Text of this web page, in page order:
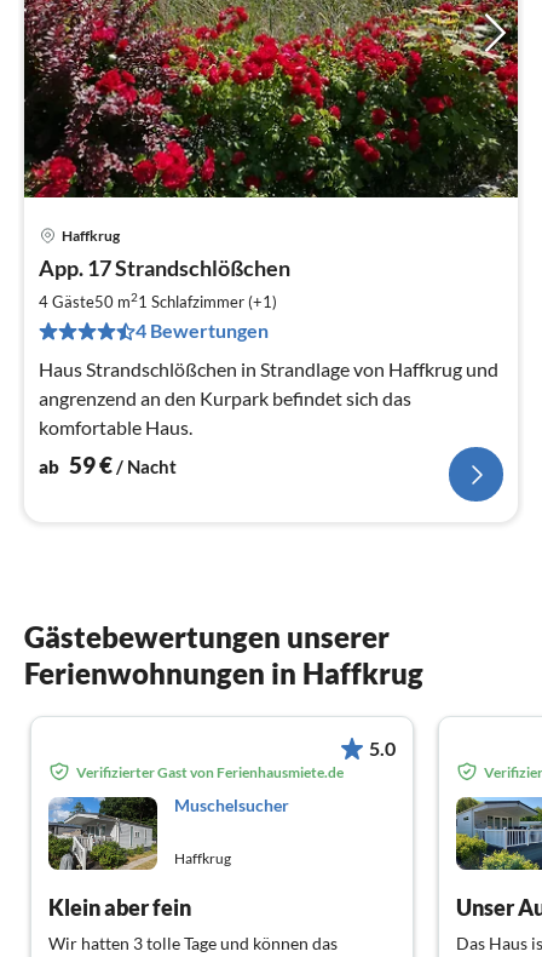
Haffkrug
App. 17 Strandschlößchen
4 Gäste50 m21 Schlafzimmer (+1)
4 Bewertungen
Haus Strandschlößchen in Strandlage von Haffkrug und
angrenzend an den Kurpark befindet sich das
komfortable Haus.
ab 59€/ Nacht
Gästebewertungen unserer
Ferienwohnungen in Haffkrug
5.0
Verifizierter Gast von Ferienhausmiete.de
Muschelsucher
Haffkrug
Klein aber fein
Wir hatten 3 tolle Tage und können das
Unser
Das Haus